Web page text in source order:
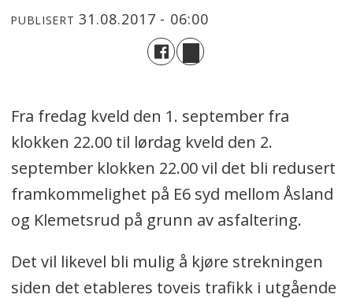
PUBLISERT 31.08.2017 - 06:00
Fra fredag kveld den 1. september fra
klokken 22.00 til lørdag kveld den 2.
september klokken 22.00 vil det bli redusert
framkommelighet på E6 syd mellom Åsland
og Klemetsrud på grunn av asfaltering.
Det vil likevel bli mulig å kjøre strekningen
siden det etableres toveis trafikk i utgående